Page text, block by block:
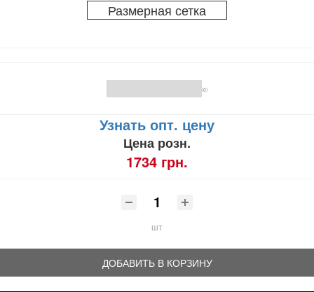
Размерная сетка
(0)
Узнать опт. цену
Цена розн.
1734 грн.
шт
ДОБАВИТЬ В КОРЗИНУ